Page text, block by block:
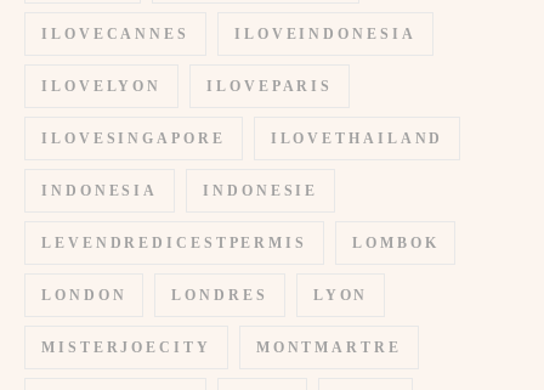
ILOVECANNES ILOVEINDONESIA
ILOVELYON ILOVEPARIS
ILOVESINGAPORE ILOVETHAILAND
INDONESIA INDONESIE
LEVENDREDICESTPERMIS LOMBOK
LONDON LONDRES LYON
MISTERJOECITY MONTMARTRE